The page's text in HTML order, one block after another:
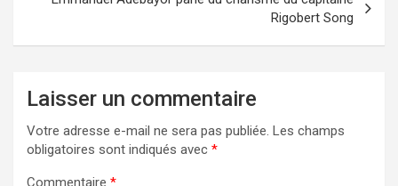
Rigobert Song
Laisser un commentaire
Votre adresse e-mail ne sera pas publiée. Les champs
obligatoires sont indiqués avec *
Commentaire *